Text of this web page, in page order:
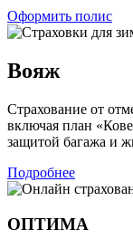
Оформить полис
Вояж
Страхование от
включая план
защитой багажа и
Подробнее
ОПТИМА